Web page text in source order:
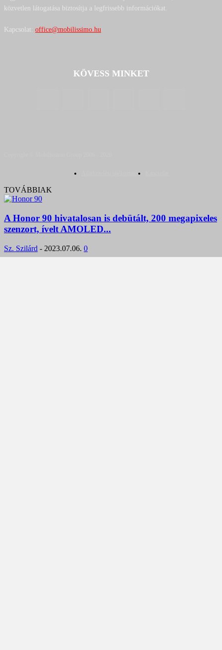
közvetlen látogatása biztosítja a legfrissebb információkat.
Kapcsolat: office@mobilissimo.hu
KÖVESS MINKET
TOVÁBBIAK
A Honor 90 hivatalosan is debütált, 200 megapixeles
szenzort, ívelt AMOLED...
Sz. Szilárd - 2023.07.06. 0